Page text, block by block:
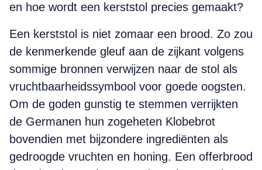
en hoe wordt een kerststol precies gemaakt?
Een kerststol is niet zomaar een brood. Zo zou
de kenmerkende gleuf aan de zijkant volgens
sommige bronnen verwijzen naar de stol als
vruchtbaarheidssymbool voor goede oogsten.
Om de goden gunstig te stemmen verrijkten
de Germanen hun zogeheten Klobebrot
bovendien met bijzondere ingrediënten als
gedroogde vruchten en honing. Een offerbrood